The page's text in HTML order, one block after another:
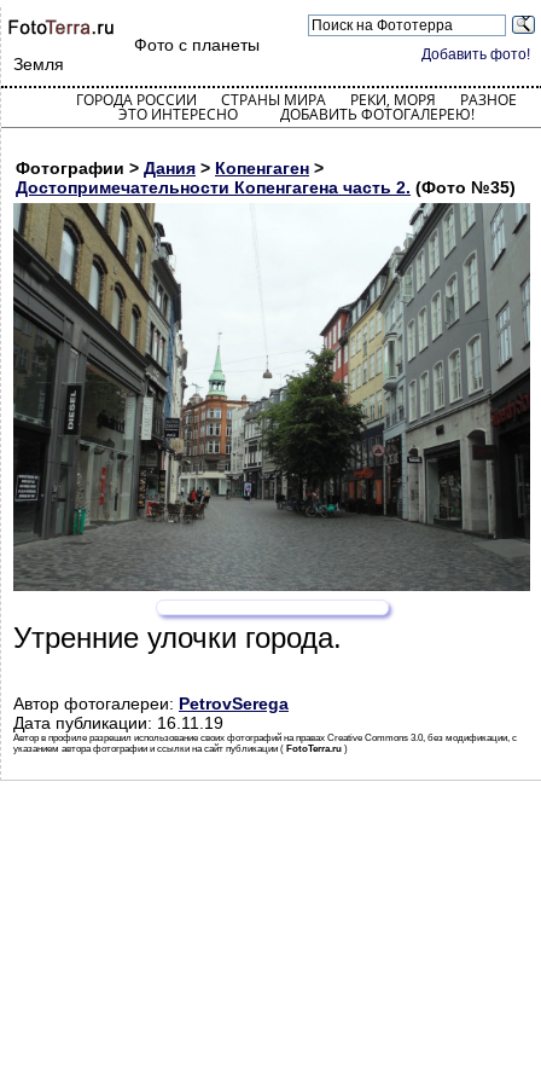
Добавить фото!
Фото с планеты
Земля
ГОРОДА РОССИИ СТРАНЫ МИРА РЕКИ, МОРЯ РАЗНОЕ
ЭТО ИНТЕРЕСНО ДОБАВИТЬ ФОТОГАЛЕРЕЮ!
Фотографии > Дания > Копенгаген >
Достопримечательности Копенгагена часть 2. (Фото №35)
Утренние улочки города.
Автор фотогалереи: PetrovSerega
Дата публикации: 16.11.19
Автор в профиле разрешил использование своих фотографий на правах Creative Commons 3.0, без модификации, с
указанием автора фотографии и ссылки на сайт публикации ( FotoTerra.ru )